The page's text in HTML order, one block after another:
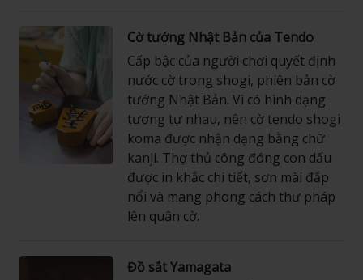
Cờ tướng Nhật Bản của Tendo
Cấp bậc của người chơi quyết định
nước cờ trong shogi, phiên bản cờ
tướng Nhật Bản. Vì có hình dạng
tương tự nhau, nên cờ tendo shogi
koma được nhận dạng bằng chữ
kanji. Thợ thủ công đóng con dấu
được in khắc chi tiết, sơn mài đắp
nổi và mang phong cách thư pháp
lên quân cờ.
Đồ sắt Yamagata